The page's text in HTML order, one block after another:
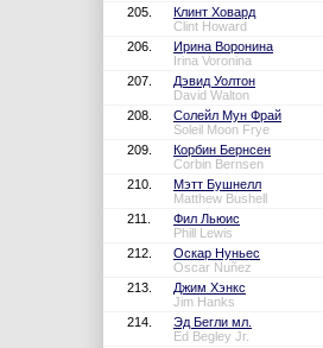
205.
Клинт Ховард
Clint Howard
206.
Ирина Воронина
Irina Voronina
207.
Дэвид Уолтон
David Walton
208.
Солейл Мун Фрай
Soleil Moon Frye
209.
Корбин Бернсен
Corbin Bernsen
210.
Мэтт Бушнелл
Matthew Bushell
211.
Фил Льюис
Phill Lewis
212.
Оскар Нуньес
Oscar Nuñez
213.
Джим Хэнкс
Jim Hanks
214.
Эд Бегли мл.
Ed Begley Jr.